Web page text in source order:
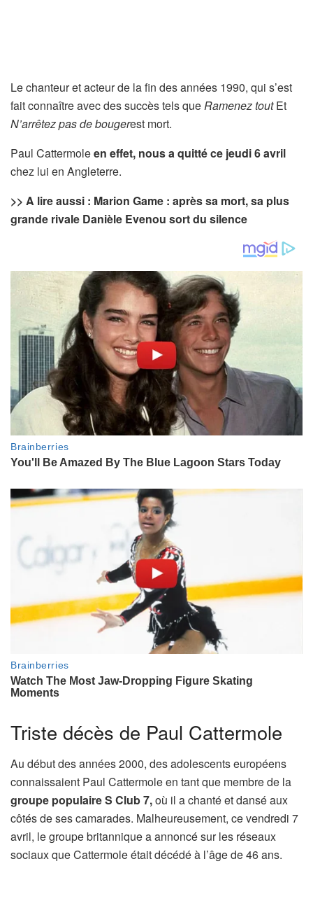
Le chanteur et acteur de la fin des années 1990, qui s’est
fait connaître avec des succès tels queRamenez toutEt
N’arrêtez pas de bougerest mort.
Paul Cattermoleen effet, nous a quitté ce jeudi 6 avril
chez lui en Angleterre.
>> A lire aussi : Marion Game : après sa mort, sa plus
grande rivale Danièle Evenou sort du silence
Triste décès de Paul Cattermole
Au début des années 2000, des adolescents européens
connaissaient Paul Cattermole en tant que membre de la
groupe populaire S Club 7,où il a chanté et dansé aux
côtés de ses camarades. Malheureusement, ce vendredi 7
avril, le groupe britannique a annoncé sur les réseaux
sociaux que Cattermole était décédé à l’âge de 46 ans.